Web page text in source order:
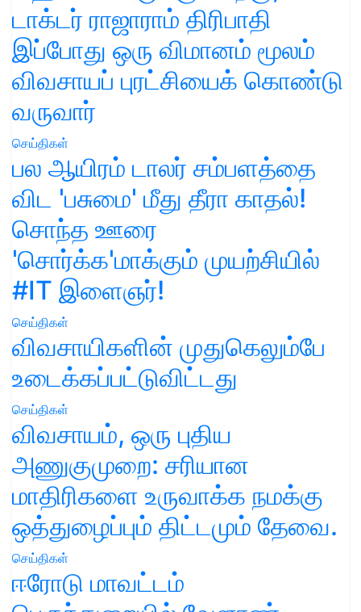
டாக்டர் ராஜாராம் திரிபாதி
இப்போது ஒரு விமானம் மூலம்
விவசாயப் புரட்சியைக் கொண்டு
வருவார்
செய்திகள்
பல ஆயிரம் டாலர் சம்பளத்தை
விட 'பசுமை' மீது தீரா காதல்!
சொந்த ஊரை
'சொர்க்க'மாக்கும் முயற்சியில்
#IT இளைஞர்!
செய்திகள்
விவசாயிகளின் முதுகெலும்பே
உடைக்கப்பட்டுவிட்டது
செய்திகள்
விவசாயம், ஒரு புதிய
அணுகுமுறை: சரியான
மாதிரிகளை உருவாக்க நமக்கு
ஒத்துழைப்பும் திட்டமும் தேவை.
செய்திகள்
ஈரோடு மாவட்டம்